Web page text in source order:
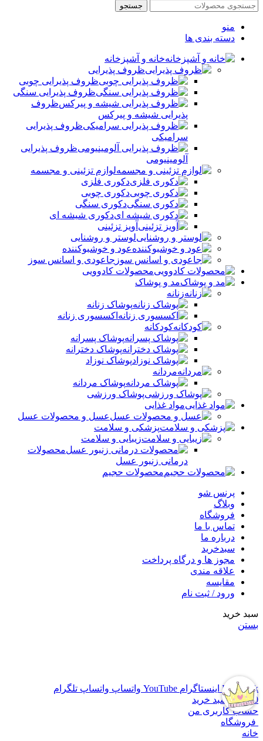
جستجو
منو
دسته بندی ها
خانه و آشپزخانه
ظروف پذیرایی
ظروف پذیرایی چوبی
ظروف پذیرایی سنگی
ظروف
پذیرایی شیشه و پیرکس
ظروف پذیرایی
سرامیکی
ظروف پذیرایی
آلومینیومی
لوازم تزئینی و مجسمه
دکوری فلزی
دکوری چوبی
دکوری سنگی
دکوری شیشه ای
آویز تزئینی
لوستر و روشنایی
عود و خوشبوکننده
جاعودی و اسانس سوز
محصولات کادوویی
مد و پوشاک
زنانه
پوشاک زنانه
اکسسوری زنانه
کودکانه
پوشاک پسرانه
پوشاک دخترانه
پوشاک نوزاد
مردانه
پوشاک مردانه
پوشاک ورزشی
مواد غذایی
عسل و محصولات عسل
پزشکی و سلامت
زیبایی و سلامت
محصولات
درمانی زنبور عسل
محصولات حجیم
پرنس شو
وبلاگ
فروشگاه
تماس با ما
درباره ما
سبدخرید
مجوز ها و درگاه پرداخت
علاقه مندی
مقایسه
ورود / ثبت نام
سبد خرید
بستن
Facebook اینستاگرام YouTube واتساپ واتساپ تلگرام
0 موارد سبد خرید
حساب کاربری من
فروشگاه
خانه